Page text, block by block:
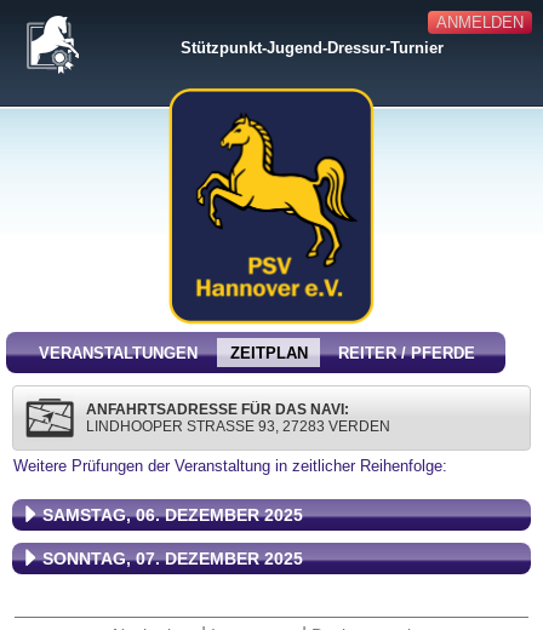
ANMELDEN
Stützpunkt-Jugend-Dressur-Turnier
VERANSTALTUNGEN ZEITPLAN REITER / PFERDE
ANFAHRTSADRESSE FÜR DAS NAVI:
LINDHOOPER STRASSE 93, 27283 VERDEN
Weitere Prüfungen der Veranstaltung in zeitlicher Reihenfolge:
SAMSTAG, 06. DEZEMBER 2025
SONNTAG, 07. DEZEMBER 2025